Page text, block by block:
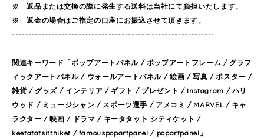
※ 返品または交換の際に発生する送料は当社にて負担いたします。
※ 返金の場合はご指定の口座にお振込させて頂きます。
-------------------------------------------------------------
関連キーワード「ポップアートパネル / ポップアートフレーム / グラフ
ィックアートパネル / ウォールアートパネル / 絵画 / 写真 / ポスター /
雑貨 / グッズ / インテリア / ギフト / プレゼント / Instagram / ハリ
ウッド / ミュージシャン / スポーツ選手 / アメコミ / MARVEL / キャ
ラクター / 映画 / ドラマ / キータタット シティケット /
keetatatsitthiket / famouspopartpanel / popartpanel」